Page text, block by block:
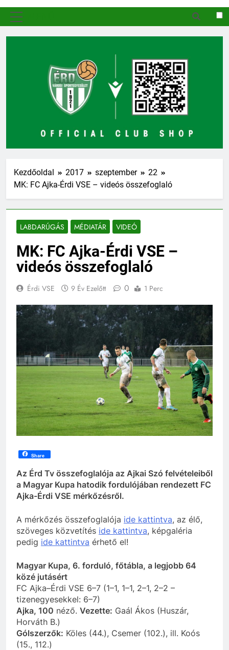
Kezdőoldal 2017 szeptember
22
MK: FC Ajka-Érdi VSE – videós összefoglaló
LABDARÚGÁS MÉDIATÁR VIDEÓ
MK: FC Ajka-Érdi VSE –
videós összefoglaló
Érdi VSE 9 Év Ezelőtt 0 1 Perc
Share
Az Érd Tv összefoglalója az Ajkai Szó felvételeiből
a Magyar Kupa hatodik fordulójában rendezett FC
Ajka-Érdi VSE mérkőzésről.
A mérkőzés összefoglalója ide kattintva, az élő,
szöveges közvetítés ide kattintva, képgaléria
pedig ide kattintva érhető el!
Magyar Kupa, 6. forduló, főtábla, a legjobb 64
közé jutásért
FC Ajka–Érdi VSE 6–7 (1–1, 1–1, 2–1, 2–2 –
tizenegyesekkel: 6–7)
Ajka, 100 néző. Vezette: Gaál Ákos (Huszár,
Horváth B.)
Gólszerzők: Köles (44.), Csemer (102.), ill. Koós
(15., 112.)